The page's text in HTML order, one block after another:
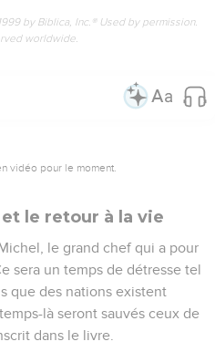
by Biblica, Inc.® Used by permission.
worldwide.
vidéo pour le moment.
le retour à la vie
le grand chef qui a pour
sera un temps de détresse tel
que des nations existent
là seront sauvés ceux de
dans le livre.